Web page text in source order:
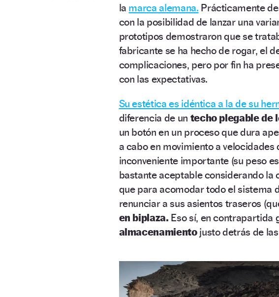
la marca alemana. Prácticamente
con la posibilidad de lanzar una
prototipos demostraron que se
fabricante se ha hecho de rogar, el
complicaciones, pero por fin ha
con las expectativas.
Su estética es idéntica a la de su
diferencia de un techo plegable de
un botón en un proceso que dura
a cabo en movimiento a
inconveniente importante (su peso es
bastante aceptable considerando
que para acomodar todo el sistema
renunciar a sus asientos traseros
en biplaza. Eso sí, en contrapartida
almacenamientojusto detrás de